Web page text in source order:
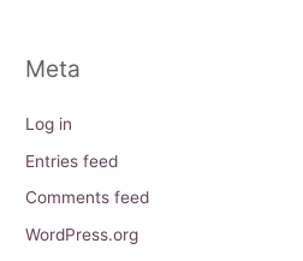
Meta
Log in
Entries feed
Comments feed
WordPress.org